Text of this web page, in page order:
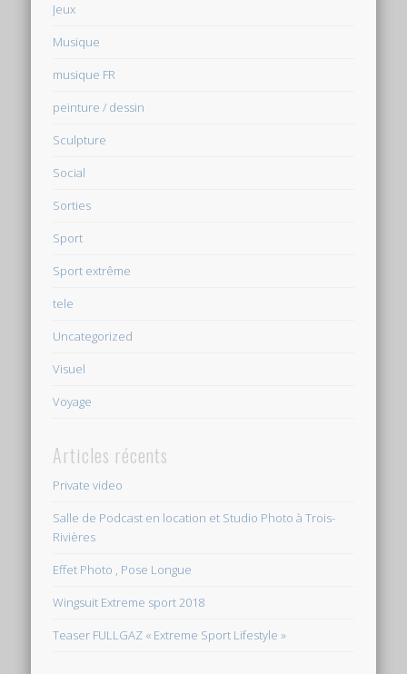
Jeux
Musique
musique FR
peinture / dessin
Sculpture
Social
Sorties
Sport
Sport extrême
tele
Uncategorized
Visuel
Voyage
Articles récents
Private video
Salle de Podcast en location et Studio Photo à Trois-
Rivières
Effet Photo , Pose Longue
Wingsuit Extreme sport 2018
Teaser FULLGAZ « Extreme Sport Lifestyle »